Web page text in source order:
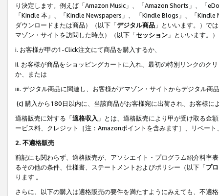
り決定します。例えば「Amazon Music」、「Amazon Shorts」、「
「Kindle 本」、「Kindle Newspapers」、 「Kindle Blogs」、「
ダウンロードまたは商品）（以下「デジタル商品 」といいます。）で
マゾン・サイトを訪問した時点）（以下「セッション 」といいます。
i. お客様が甲の1-Click注文にて商品を購入するか、
ii. お客様が商品をショッピングカートに入れ、最初の特別リンクのク
か、または
iii. デジタル商品に関連し、お客様がアマゾン・サイトからデジタル
(c) 購入から180日以内に、当該商品がお客様宛に出荷され、お客様
適格販売に対する「適格収入 」とは、適格販売により甲が受け取る金
ービス料、クレジット［注：Amazonポイントを含みます］、リベー
2. 不適格販売
前記にも関わらず、適格販売が、アソシエイト・プログラム紹介料率
るその他の条件、仕様書、ステートメントおよびポリシー（以下「プ
ります 。
さらに、以下の購入は適格販売の要件を満たすようにみえても、不適